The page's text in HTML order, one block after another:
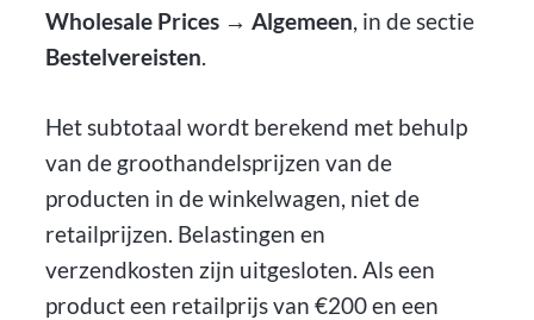
Wholesale Prices → Algemeen, in de sectie
Bestelvereisten.
Het subtotaal wordt berekend met behulp
van de groothandelsprijzen van de
producten in de winkelwagen, niet de
retailprijzen. Belastingen en
verzendkosten zijn uitgesloten. Als een
product een retailprijs van €200 en een